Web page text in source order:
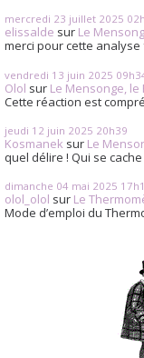
mercredi 23 juillet 2025
elissalde sur Le
merci pour cette
vendredi 13 juin 2025
Olol sur Le Mensonge, le
Cette réaction est
jeudi 12 juin 2025 20h39
Kosmanek sur Le
quel délire ! Qui se
dimanche 04 mai 2025
olol_olol sur Le
Mode d’emploi du